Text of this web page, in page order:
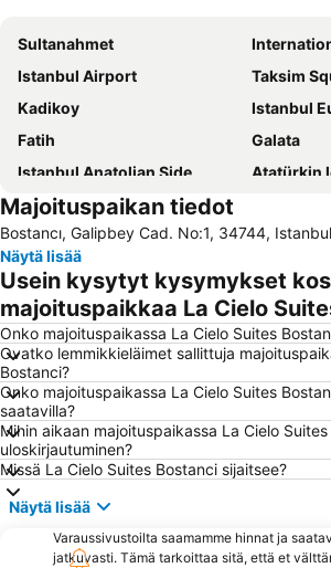
Sultanahmet
International
Istanbul Airport
Taksim
Kadikoy
Istanbul
Fatih
Galata
Istanbul Anatolian Side
Atatürkin
Besiktas
Karakoy Limani
Taksim
Aksarayn metroasema
Sultan
Pendik
Kapali
Osmanbey Subway Station
Bakırköy
Uskudar
Sirkeci
Bagcilar
Nisantasi shopping district
Taksim
Istiklal Street
Buyukada
Bosphorus
Esenler
Eminonu
Majoituspaikan tiedot
Bostancı, Galipbey Cad. No:1, 34744,
Näytä lisää
Usein kysytyt kysymykset
majoituspaikkaa La Cielo
Onko majoituspaikassa La Cielo Suites
Ovatko lemmikkieläimet sallittuja
Bostanci?
Onko majoituspaikassa La Cielo Suites
saatavilla?
Mihin aikaan majoituspaikassa La Cielo
uloskirjautuminen?
Missä La Cielo Suites Bostanci sijaitsee?
Näytä lisää
Varaussivustoilta saamamme hinnat ja
jatkuvasti. Tämä tarkoittaa sitä, että et